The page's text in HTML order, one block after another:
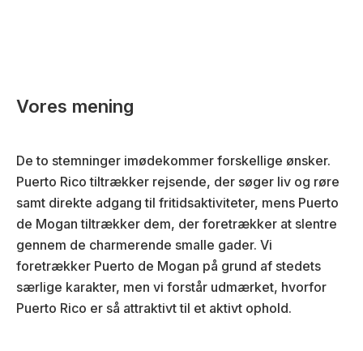
Vores mening
De to stemninger imødekommer forskellige ønsker.
Puerto Rico tiltrækker rejsende, der søger liv og røre
samt direkte adgang til fritidsaktiviteter, mens Puerto
de Mogan tiltrækker dem, der foretrækker at slentre
gennem de charmerende smalle gader. Vi
foretrækker Puerto de Mogan på grund af stedets
særlige karakter, men vi forstår udmærket, hvorfor
Puerto Rico er så attraktivt til et aktivt ophold.